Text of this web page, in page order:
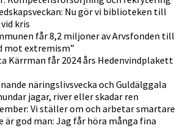
Nu gör vi biblioteken till
kris
får 8,2 miljoner av Arvsfonden till
mot extremism”
Kärrman får 2024 års Hedenvindplakett
näringslivs­vecka och Guldälggala
jagar, river eller skadar ren
Vi ställer om och arbetar smartare
är god man: Jag får höra många fina